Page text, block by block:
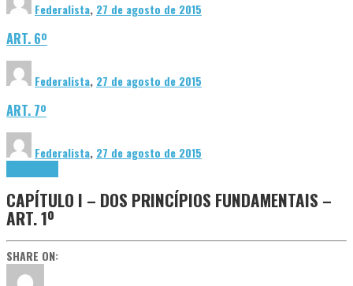
Federalista, 27 de agosto de 2015
ART. 6º
Federalista, 27 de agosto de 2015
ART. 7º
Federalista, 27 de agosto de 2015
CAPÍTULO I – DOS PRINCÍPIOS FUNDAMENTAIS –
ART. 1º
SHARE ON: